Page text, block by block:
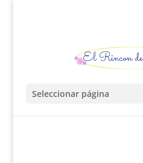
Seleccionar página